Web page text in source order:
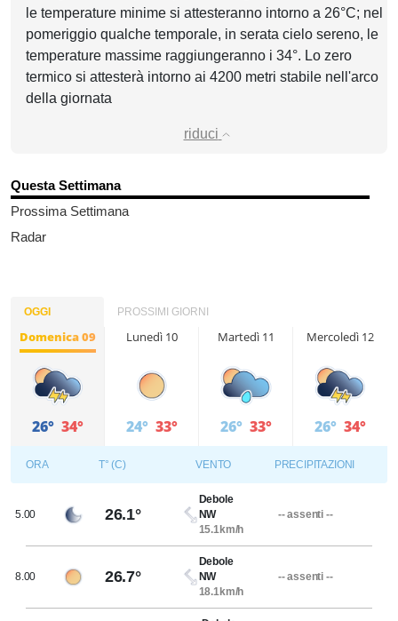
le temperature minime si attesteranno intorno a 26°C; nel
pomeriggio qualche temporale, in serata cielo sereno, le
temperature massime raggiungeranno i 34°. Lo zero
termico si attesterà intorno ai 4200 metri stabile nell'arco
della giornata
riduci
Questa Settimana
Prossima Settimana
Radar
OGGI PROSSIMI GIORNI
Domenica 09
26° 34°
Lunedì 10
24° 33°
Martedì 11
26° 33°
Mercoledì 12
26° 34°
ORA T° (C) VENTO PRECIPITAZIONI
5.00 26.1°
Debole
NW
15.1km/h
-- assenti --
8.00 26.7°
Debole
NW
18.1km/h
-- assenti --